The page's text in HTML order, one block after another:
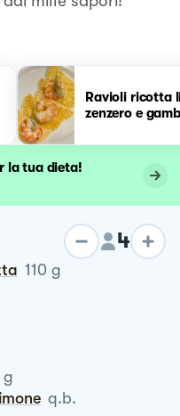
Ravioli ricotta
zenzero e
la tua dieta!
4
110 g
g
q.b.